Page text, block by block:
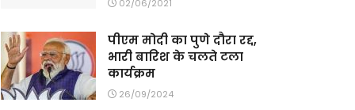
02/06/2021
पीएम मोदी का पुणे दौरा रद्द,
भारी बारिश के चलते टला
कार्यक्रम
26/09/2024